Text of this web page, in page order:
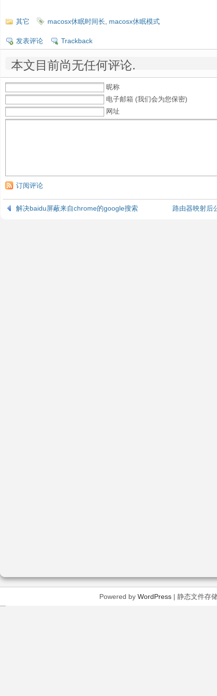
其它 macosx休眠时间长 macosx休眠模式
发表评论 Trackback
本文目前尚无任何评论.
昵称
电子邮箱 (我们会为您保密)
网址
订阅评论
解决baidu屏蔽来自chrome的google搜索 路由器映射后
Powered by WordPress| 静态文件存